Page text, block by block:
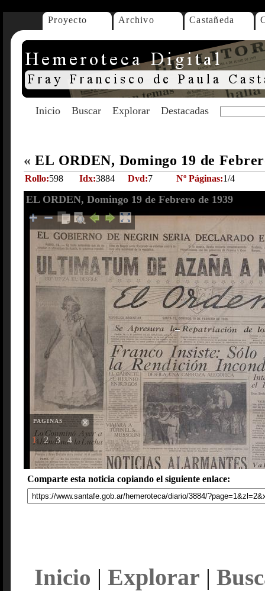
Proyecto Archivo Castañeda
Inicio Buscar Explorar Destacadas
« EL ORDEN, Domingo 19 de
Rollo:598 Idx:3884 Dvd:7 Nº Páginas:1/4
EL ORDEN, Domingo 19 de Febrero de 1939
PAGINAS
1 2 3 4
Comparte esta noticia copiando el siguiente enlace:
Inicio | Explorar |